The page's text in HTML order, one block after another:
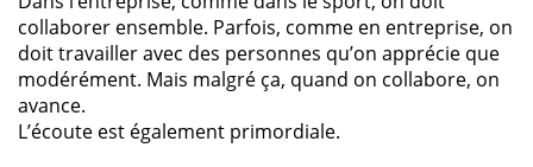
collaborer ensemble. Parfois, comme en entreprise, on
doit travailler avec des personnes qu’on apprécie que
modérément. Mais malgré ça, quand on collabore, on
avance.
L’écoute est également primordiale.